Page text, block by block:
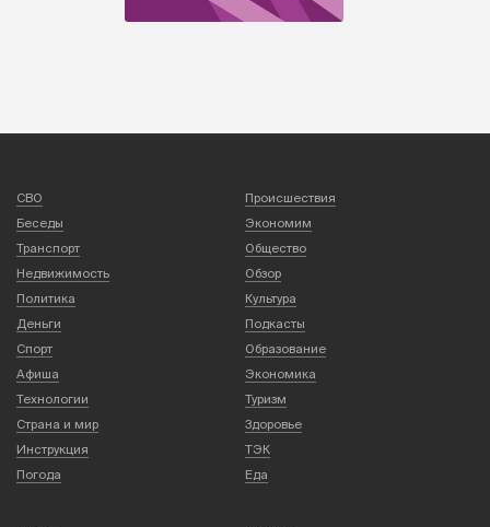
СВО
Происшествия
Беседы
Экономим
Транспорт
Общество
Недвижимость
Обзор
Политика
Культура
Деньги
Подкасты
Спорт
Образование
Афиша
Экономика
Технологии
Туризм
Страна и мир
Здоровье
Инструкция
ТЭК
Погода
Еда